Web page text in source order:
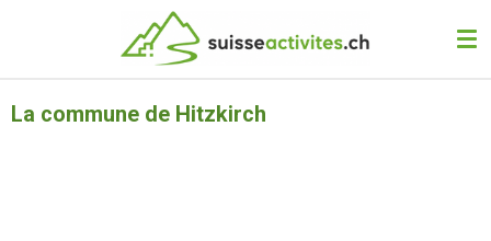
principal
La commune de Hitzkirch